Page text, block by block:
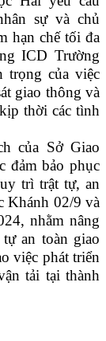
sự và chủ
hạn chế tối đa
ICD Trường
trọng của việc
giao thông và
thời các tình
của Sở Giao
đảm bảo phục
trì trật tự, an
Khánh 02/9 và
nhằm nâng
an toàn giao
việc phát triển
tải tại thành